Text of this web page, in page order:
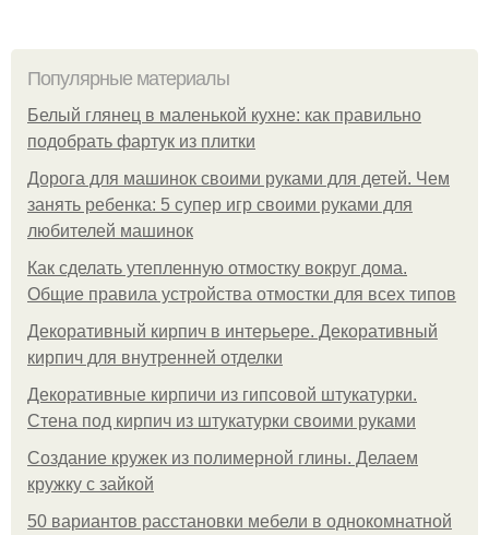
Популярные материалы
Белый глянец в маленькой кухне: как правильно
подобрать фартук из плитки
Дорога для машинок своими руками для детей. Чем
занять ребенка: 5 супер игр своими руками для
любителей машинок
Как сделать утепленную отмостку вокруг дома.
Общие правила устройства отмостки для всех типов
Декоративный кирпич в интерьере. Декоративный
кирпич для внутренней отделки
Декоративные кирпичи из гипсовой штукатурки.
Стена под кирпич из штукатурки своими руками
Создание кружек из полимерной глины. Делаем
кружку с зайкой
50 вариантов расстановки мебели в однокомнатной